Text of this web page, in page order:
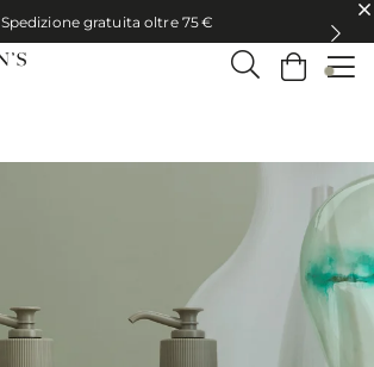
Spedizione gratuita oltre 75 €
Spedizione gratuita oltre 75 €